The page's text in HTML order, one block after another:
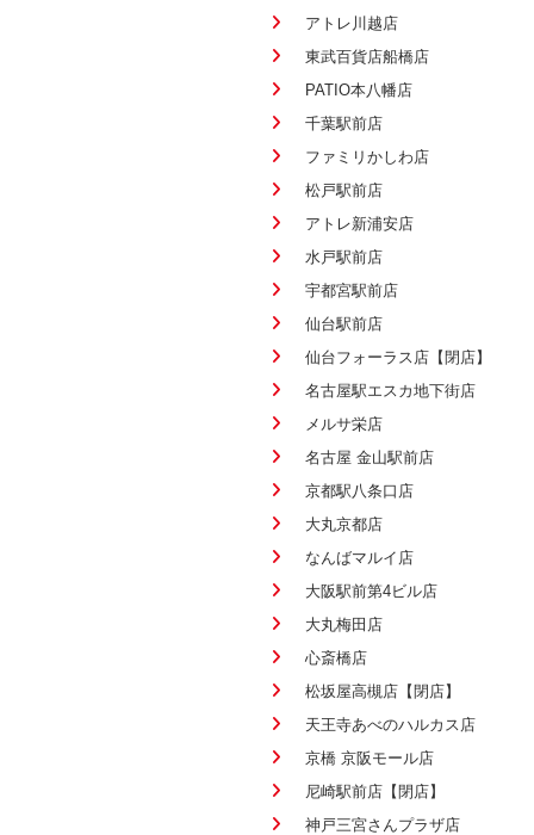
アトレ川越店
東武百貨店船橋店
PATIO本八幡店
千葉駅前店
ファミリかしわ店
松戸駅前店
アトレ新浦安店
水戸駅前店
宇都宮駅前店
仙台駅前店
仙台フォーラス店【閉店】
名古屋駅エスカ地下街店
メルサ栄店
名古屋 金山駅前店
京都駅八条口店
大丸京都店
なんばマルイ店
大阪駅前第4ビル店
大丸梅田店
心斎橋店
松坂屋高槻店【閉店】
天王寺あべのハルカス店
京橋 京阪モール店
尼崎駅前店【閉店】
神戸三宮さんプラザ店